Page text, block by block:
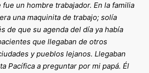
fue un hombre trabajador. En la familia
una maquinita de trabajo; solía
de que su agenda del día ya había
que llegaban de otros
y pueblos lejanos. Llegaban
Pacífica a preguntar por mi papá. Él